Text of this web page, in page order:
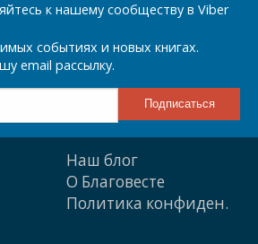
к нашему сообществу в Viber
событиях и новых книгах.
email рассылку.
Наш блог
О Благовесте
Политика конфиден.